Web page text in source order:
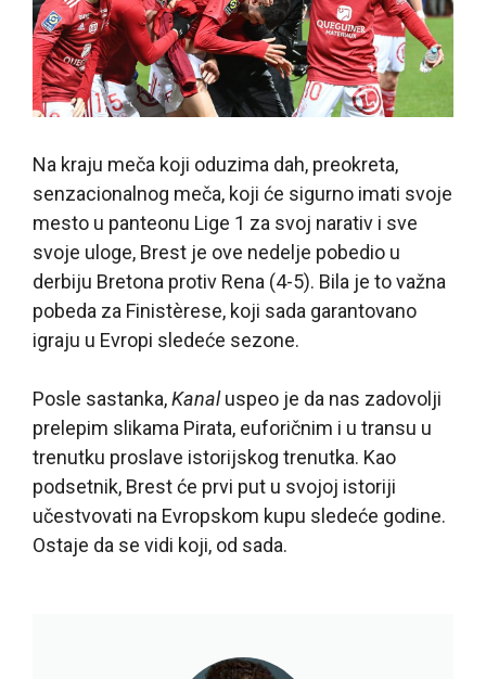
Na kraju meča koji oduzima dah, preokreta,
senzacionalnog meča, koji će sigurno imati svoje
mesto u panteonu Lige 1 za svoj narativ i sve
svoje uloge, Brest je ove nedelje pobedio u
derbiju Bretona protiv Rena (4-5). Bila je to važna
pobeda za Finistèrese, koji sada garantovano
igraju u Evropi sledeće sezone.
Posle sastanka,Kanaluspeo je da nas zadovolji
prelepim slikama Pirata, euforičnim i u transu u
trenutku proslave istorijskog trenutka. Kao
podsetnik, Brest će prvi put u svojoj istoriji
učestvovati na Evropskom kupu sledeće godine.
Ostaje da se vidi koji, od sada.